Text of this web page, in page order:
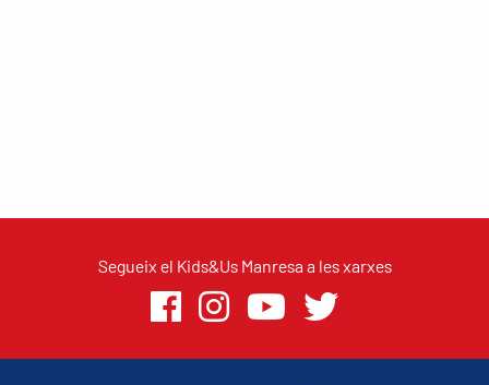
Segueix el Kids&Us Manresa a les xarxes